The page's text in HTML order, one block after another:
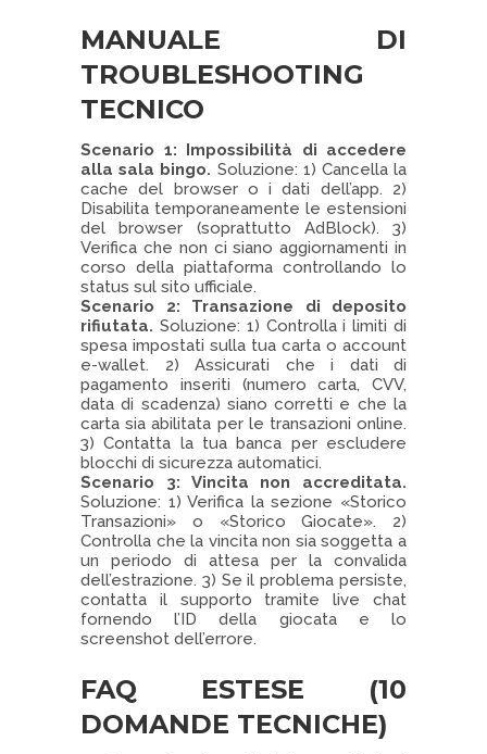
MANUALE DI
TROUBLESHOOTING
TECNICO
Scenario 1: Impossibilità di accedere
alla sala bingo. Soluzione: 1) Cancella la
cache del browser o i dati dell’app. 2)
Disabilita temporaneamente le estensioni
del browser (soprattutto AdBlock). 3)
Verifica che non ci siano aggiornamenti in
corso della piattaforma controllando lo
status sul sito ufficiale.
Scenario 2: Transazione di deposito
rifiutata. Soluzione: 1) Controlla i limiti di
spesa impostati sulla tua carta o account
e-wallet. 2) Assicurati che i dati di
pagamento inseriti (numero carta, CVV,
data di scadenza) siano corretti e che la
carta sia abilitata per le transazioni online.
3) Contatta la tua banca per escludere
blocchi di sicurezza automatici.
Scenario 3: Vincita non accreditata.
Soluzione: 1) Verifica la sezione «Storico
Transazioni» o «Storico Giocate». 2)
Controlla che la vincita non sia soggetta a
un periodo di attesa per la convalida
dell’estrazione. 3) Se il problema persiste,
contatta il supporto tramite live chat
fornendo l’ID della giocata e lo
screenshot dell’errore.
FAQ ESTESE (10
DOMANDE TECNICHE)